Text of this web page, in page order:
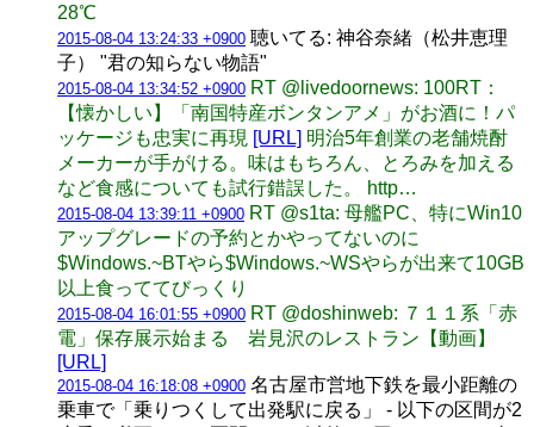
28℃
2015-08-04 13:24:33 +0900 聴いてる: 神谷奈緒（松井恵理
子） "君の知らない物語"
2015-08-04 13:34:52 +0900 RT @livedoornews: 100RT：
【懐かしい】「南国特産ボンタンアメ」がお酒に！パ
ッケージも忠実に再現 [URL] 明治5年創業の老舗焼酎
メーカーが手がける。味はもちろん、とろみを加える
など食感についても試行錯誤した。 http…
2015-08-04 13:39:11 +0900 RT @s1ta: 母艦PC、特にWin10
アップグレードの予約とかやってないのに
$Windows.~BTやら$Windows.~WSやらが出来て10GB
以上食っててびっくり
2015-08-04 16:01:55 +0900 RT @doshinweb: ７１１系「赤
電」保存展示始まる 岩見沢のレストラン【動画】
[URL]
2015-08-04 16:18:08 +0900 名古屋市営地下鉄を最小距離の
乗車で「乗りつくして出発駅に戻る」 - 以下の区間が2